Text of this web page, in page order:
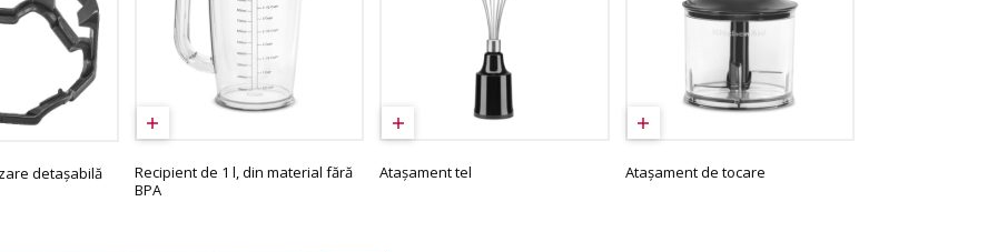
detașabilă
Recipient de 1 l, din material fără
BPA
Atașament tel Atașament de tocare